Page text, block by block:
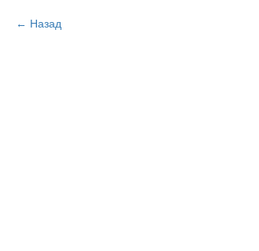
Назад